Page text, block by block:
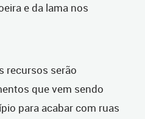
e da lama nos
recursos serão
que vem sendo
para acabar com ruas